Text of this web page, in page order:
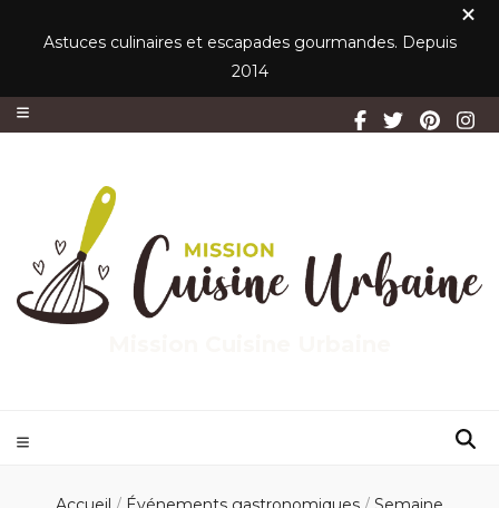
Astuces culinaires et escapades gourmandes. Depuis
2014